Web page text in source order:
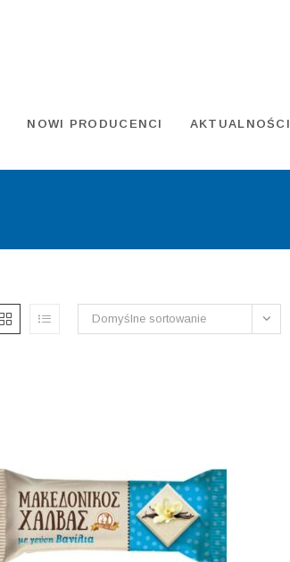
NOWI PRODUCENCI AKTUALNOŚCI
Domyślne sortowanie